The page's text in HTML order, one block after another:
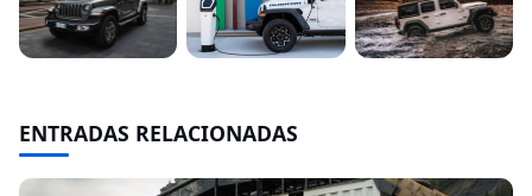
ENTRADAS RELACIONADAS